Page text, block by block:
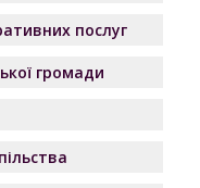
послуг
громади